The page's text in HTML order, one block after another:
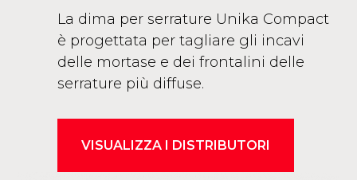
La dima per serrature Unika Compact
è progettata per tagliare gli incavi
delle mortase e dei frontalini delle
serrature più diffuse.
VISUALIZZA I DISTRIBUTORI